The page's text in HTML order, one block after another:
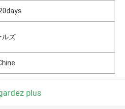
ルズ
plus